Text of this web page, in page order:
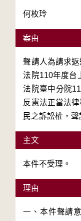
何枚玲
案由
聲請人為請求
法院110年度台
法院臺中分院
反憲法正當法
民之訴訟權，
主文
本件不受理。
理由
一、本件聲請